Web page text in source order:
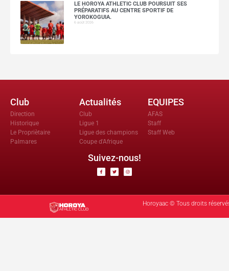
LE HOROYA ATHLETIC CLUB POURSUIT SES
PRÉPARATIFS AU CENTRE SPORTIF DE
YOROKOGUIA.
6 août 2026
Club
Direction
Historique
Le Propriètaire
Palmares
Actualités
Club
Ligue 1
Ligue des champions
Coupe d'Afrique
EQUIPES
AFAS
Staff
Staff Web
Suivez-nous!
Horoyaac © Tous droits